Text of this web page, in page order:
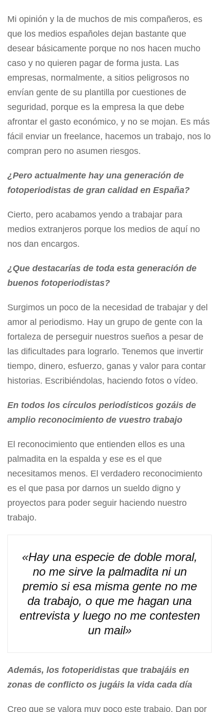
Mi opinión y la de muchos de mis compañeros, es
que los medios españoles dejan bastante que
desear básicamente porque no nos hacen mucho
caso y no quieren pagar de forma justa. Las
empresas, normalmente, a sitios peligrosos no
envían gente de su plantilla por cuestiones de
seguridad, porque es la empresa la que debe
afrontar el gasto económico, y no se mojan. Es más
fácil enviar un freelance, hacemos un trabajo, nos lo
compran pero no asumen riesgos.
¿Pero actualmente hay una generación de
fotoperiodistas de gran calidad en España?
Cierto, pero acabamos yendo a trabajar para
medios extranjeros porque los medios de aquí no
nos dan encargos.
¿Que destacarías de toda esta generación de
buenos fotoperiodistas?
Surgimos un poco de la necesidad de trabajar y del
amor al periodismo. Hay un grupo de gente con la
fortaleza de perseguir nuestros sueños a pesar de
las dificultades para lograrlo. Tenemos que invertir
tiempo, dinero, esfuerzo, ganas y valor para contar
historias. Escribiéndolas, haciendo fotos o vídeo.
En todos los círculos periodísticos gozáis de
amplio reconocimiento de vuestro trabajo
El reconocimiento que entienden ellos es una
palmadita en la espalda y ese es el que
necesitamos menos. El verdadero reconocimiento
es el que pasa por darnos un sueldo digno y
proyectos para poder seguir haciendo nuestro
trabajo.
«Hay una especie de doble moral,
no me sirve la palmadita ni un
premio si esa misma gente no me
da trabajo, o que me hagan una
entrevista y luego no me contesten
un mail»
Además, los fotoperidistas que trabajáis en
zonas de conflicto os jugáis la vida cada día
Creo que se valora muy poco este trabajo. Dan por